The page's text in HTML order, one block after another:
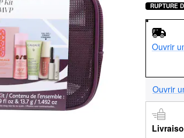
RUPTURE
Ouvrir
Ouvrir